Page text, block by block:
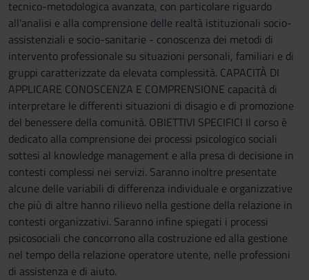
tecnico-metodologica avanzata, con particolare riguardo
all'analisi e alla comprensione delle realtà istituzionali socio-
assistenziali e socio-sanitarie - conoscenza dei metodi di
intervento professionale su situazioni personali, familiari e di
gruppi caratterizzate da elevata complessità. CAPACITÀ DI
APPLICARE CONOSCENZA E COMPRENSIONE capacità di
interpretare le differenti situazioni di disagio e di promozione
del benessere della comunità. OBIETTIVI SPECIFICI Il corso è
dedicato alla comprensione dei processi psicologico sociali
sottesi al knowledge management e alla presa di decisione in
contesti complessi nei servizi. Saranno inoltre presentate
alcune delle variabili di differenza individuale e organizzative
che più di altre hanno rilievo nella gestione della relazione in
contesti organizzativi. Saranno infine spiegati i processi
psicosociali che concorrono alla costruzione ed alla gestione
nel tempo della relazione operatore utente, nelle professioni
di assistenza e di aiuto.